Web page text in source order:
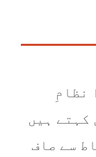
نظامِ
کہتے ہیں
سے صاف